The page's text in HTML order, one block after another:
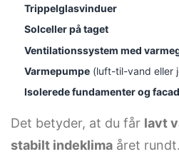
Trippelglasvinduer
Solceller på taget
Ventilationssystem med
Varmepumpe(luft-til-vand eller
Isolerede fundamenter og
Det betyder, at du får lavt
stabilt indeklima året rundt.